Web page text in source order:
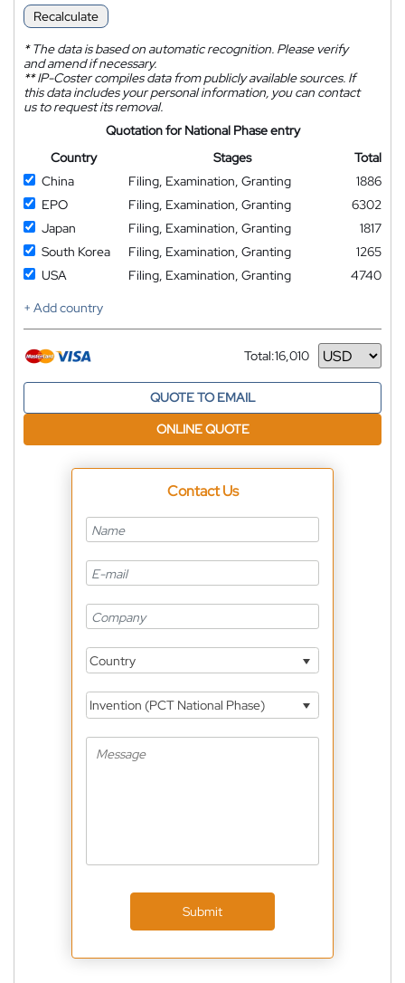
Recalculate
*The data is based on automatic recognition. Please verify
and amend if necessary.
**IP-Coster compiles data from publicly available sources. If
this data includes your personal information, you can contact
us to request its removal.
Quotation for National Phase entry
Country
Stages
Total
China
Filing, Examination, Granting
1886
EPO
Filing, Examination, Granting
6302
Japan
Filing, Examination, Granting
1817
South Korea
Filing, Examination, Granting
1265
USA
Filing, Examination, Granting
4740
+ Add country
Total:16,010
Currency
QUOTE TO EMAIL
ONLINE QUOTE
Contact Us
Country
Invention (PCT National Phase)
Submit